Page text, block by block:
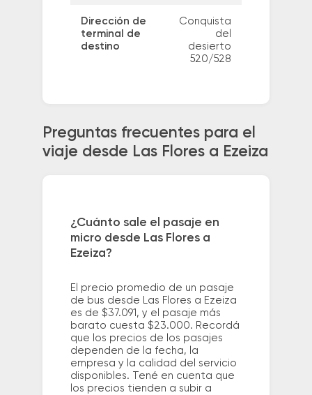
Dirección de
terminal de
destino
Conquista
del
desierto
520/528
Preguntas frecuentes para el
viaje desde Las Flores a Ezeiza
¿Cuánto sale el pasaje en
micro desde Las Flores a
Ezeiza?
El precio promedio de un pasaje
de bus desde Las Flores a Ezeiza
es de $37.091, y el pasaje más
barato cuesta $23.000. Recordá
que los precios de los pasajes
dependen de la fecha, la
empresa y la calidad del servicio
disponibles. Tené en cuenta que
los precios tienden a subir a